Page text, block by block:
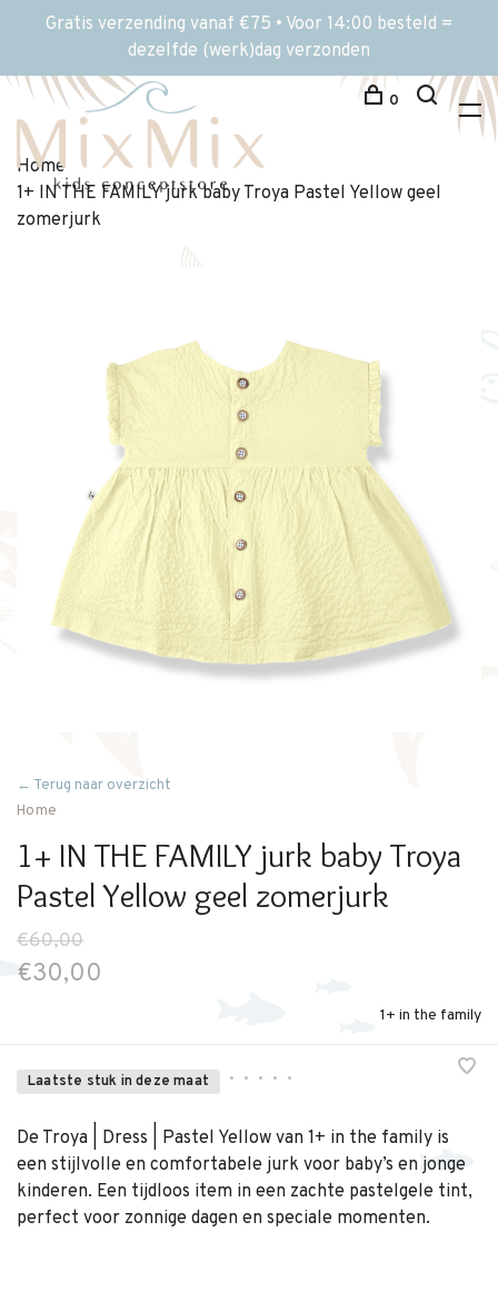
Gratis verzending vanaf €75 • Voor 14:00 besteld =
dezelfde (werk)dag verzonden
0
Home
1+ IN THE FAMILY jurk baby Troya Pastel Yellow geel
zomerjurk
← Terug naar overzicht
Home
1+ IN THE FAMILY jurk baby Troya
Pastel Yellow geel zomerjurk
€60,00
€30,00
1+ in the family
Laatste stuk in deze maat • • • • •
De Troya | Dress | Pastel Yellow van 1+ in the family is
een stijlvolle en comfortabele jurk voor baby’s en jonge
kinderen. Een tijdloos item in een zachte pastelgele tint,
perfect voor zonnige dagen en speciale momenten.